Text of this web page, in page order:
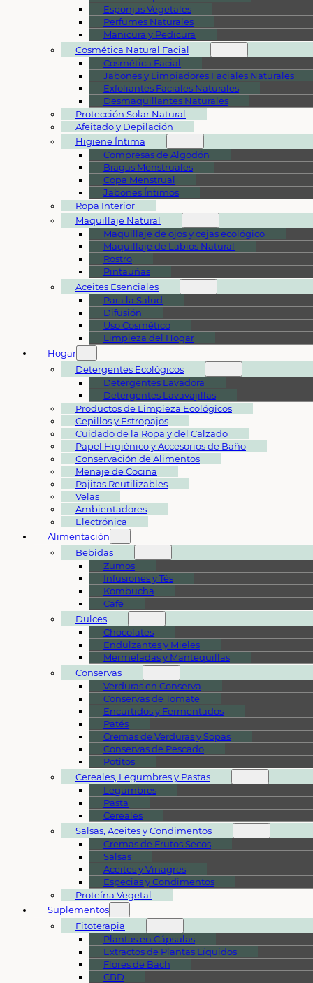
Esponjas Vegetales
Perfumes Naturales
Manicura y Pedicura
Cosmética Natural Facial
Cosmética Facial
Jabones y Limpiadores Faciales Naturales
Exfoliantes Faciales Naturales
Desmaquillantes Naturales
Protección Solar Natural
Afeitado y Depilación
Higiene Íntima
Compresas de Algodón
Bragas Menstruales
Copa Menstrual
Jabones Íntimos
Ropa Interior
Maquillaje Natural
Maquillaje de ojos y cejas ecológico
Maquillaje de Labios Natural
Rostro
Pintauñas
Aceites Esenciales
Para la Salud
Difusión
Uso Cosmético
Limpieza del Hogar
Hogar
Detergentes Ecológicos
Detergentes Lavadora
Detergentes Lavavajillas
Productos de Limpieza Ecológicos
Cepillos y Estropajos
Cuidado de la Ropa y del Calzado
Papel Higiénico y Accesorios de Baño
Conservación de Alimentos
Menaje de Cocina
Pajitas Reutilizables
Velas
Ambientadores
Electrónica
Alimentación
Bebidas
Zumos
Infusiones y Tés
Kombucha
Café
Dulces
Chocolates
Endulzantes y Mieles
Mermeladas y Mantequillas
Conservas
Verduras en Conserva
Conservas de Tomate
Encurtidos y Fermentados
Patés
Cremas de Verduras y Sopas
Conservas de Pescado
Potitos
Cereales, Legumbres y Pastas
Legumbres
Pasta
Cereales
Salsas, Aceites y Condimentos
Cremas de Frutos Secos
Salsas
Aceites y Vinagres
Especias y Condimentos
Proteína Vegetal
Suplementos
Fitoterapia
Plantas en Cápsulas
Extractos de Plantas Líquidos
Flores de Bach
CBD